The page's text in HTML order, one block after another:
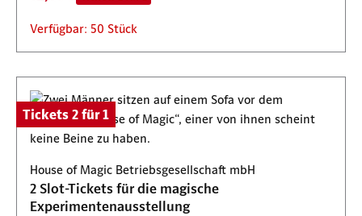
Verfügbar: 50 Stück
Tickets 2 für 1
House of Magic Betriebsgesellschaft mbH
2 Slot-Tickets für die magische
Experimentenausstellung